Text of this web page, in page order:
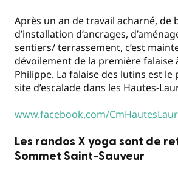
Après un an de travail acharné, de
d’installation d’ancrages,
sentiers/ terrassement, c’est
dévoilement de la première falaise
Philippe. La falaise des lutins est
site d’escalade dans les Hautes-
www.facebook.com/
Les randos X yoga sont de
Sommet Saint-Sauveur